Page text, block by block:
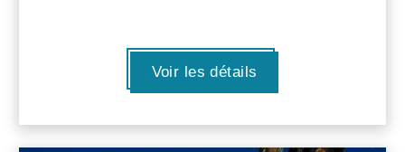
Voir les détails